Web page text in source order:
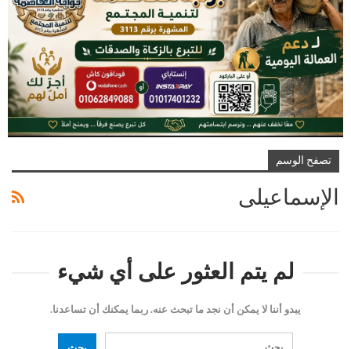
تصفح الوسم
الإسماعيلى
لم يتم العثور على أي شيء
يبدو أننا لا يمكن أن نجد ما تبحث عنه. ربما يمكنك أن تساعدنا.